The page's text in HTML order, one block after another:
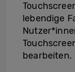
lebendige
bearbeiten.